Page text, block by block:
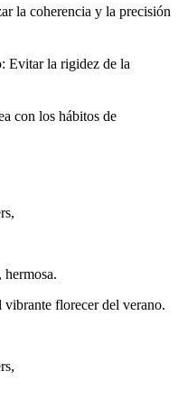
la coherencia y la precisión
Evitar la rigidez de la
con los hábitos de
vibrante florecer del verano.